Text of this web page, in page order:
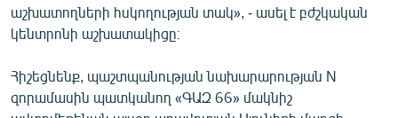
ՓՈԴՔԱՍԹ
English
աշխատողների հսկողության տակ», - ասել է բժշկական
կենտրոնի աշխատակիցը։
Հիշեցնենք, պաշտպանության նախարարության N
զորամասին պատկանող «ԳԱԶ 66» մակնիշ